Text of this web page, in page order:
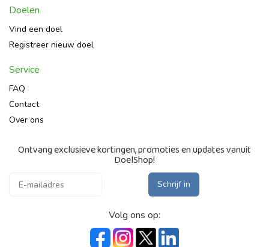
Doelen
Vind een doel
Registreer nieuw doel
Service
FAQ
Contact
Over ons
Ontvang exclusieve kortingen, promoties en updates vanuit
DoelShop!
Schrijf in
Volg ons op: